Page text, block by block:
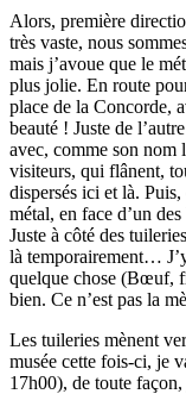
Alors, première
très vaste, nous
mais j’avoue que le
plus jolie. En route
place de la Concorde,
beauté ! Juste de
avec, comme son nom
visiteurs, qui flânent,
dispersés ici et là.
métal, en face d’un
Juste à côté des
là temporairement…
quelque chose (Bœuf,
bien. Ce n’est pas la
Les tuileries mènent
musée cette fois-ci, je
17h00), de toute